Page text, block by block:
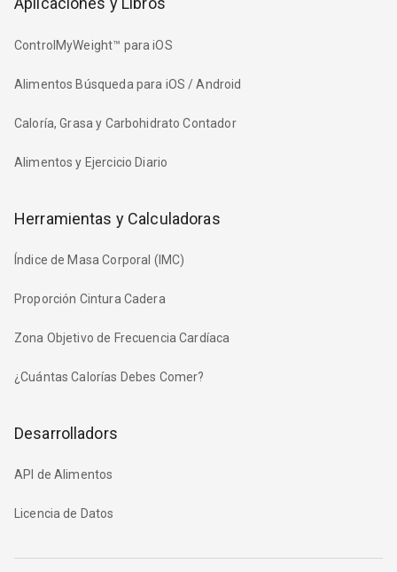
ControlMyWeight™ para iOS
Alimentos Búsqueda para iOS / Android
Caloría, Grasa y Carbohidrato Contador
Alimentos y Ejercicio Diario
Herramientas y Calculadoras
Índice de Masa Corporal (IMC)
Proporción Cintura Cadera
Zona Objetivo de Frecuencia Cardíaca
¿Cuántas Calorías Debes Comer?
Desarrolladors
API de Alimentos
Licencia de Datos